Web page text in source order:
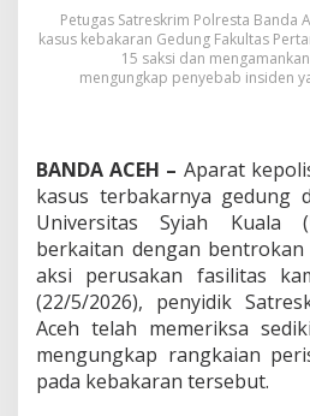
b
a
k
n
d
S
K
S
a
t
Petugas Satreskrim Polresta Banda
kasus kebakaran Gedung Fakultas
15 saksi dan
mengungkap penyebab insiden
BANDA ACEH – Aparat
kasus terbakarnya gedung
Universitas Syiah Kuala
berkaitan dengan bentrokan
aksi perusakan fasilitas
(22/5/2026), penyidik
Aceh telah memeriksa
mengungkap rangkaian
pada kebakaran tersebut.